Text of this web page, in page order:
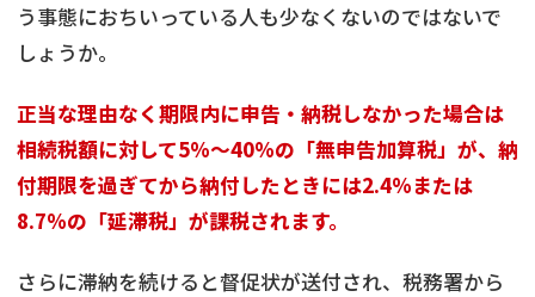
う事態におちいっている人も少なくないのではないで
しょうか。
正当な理由なく期限内に申告・納税しなかった場合は
相続税額に対して5%〜40%の「無申告加算税」が、納
付期限を過ぎてから納付したときには2.4%または
8.7%の「延滞税」が課税されます。
さらに滞納を続けると督促状が送付され、税務署から